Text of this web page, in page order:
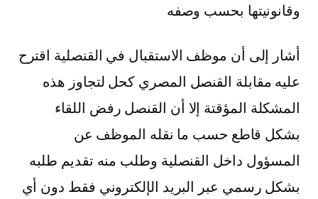
وقانونيتها بحسب وصفه
أشار إلى أن موظف الاستقبال في القنصلية اقترح
عليه مقابلة القنصل المصري كحل لتجاوز هذه
المشكلة المؤقتة إلا أن القنصل رفض اللقاء
بشكل قاطع حسب ما نقله الموظف عن
المسؤول داخل القنصلية وطلب منه تقديم طلبه
بشكل رسمي عبر البريد الإلكتروني فقط دون أي